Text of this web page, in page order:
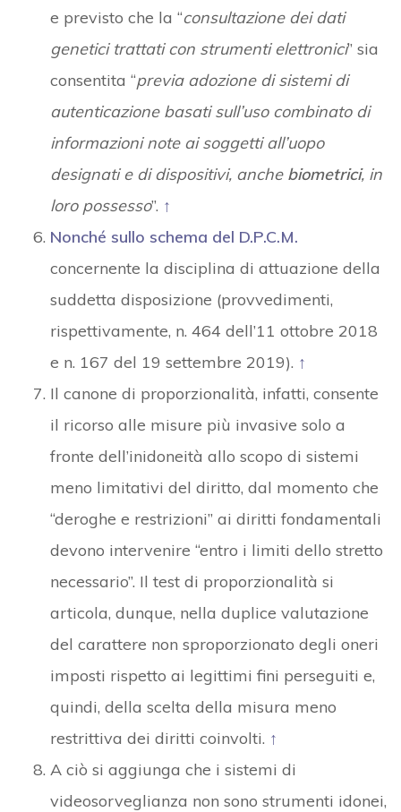
e previsto che la “consultazione dei dati
genetici trattati con strumenti elettronici” sia
consentita “previa adozione di sistemi di
autenticazione basati sull’uso combinato di
informazioni note ai soggetti all’uopo
designati e di dispositivi, anche biometrici, in
loro possesso”. ↑
Nonché sullo schema del D.P.C.M.
concernente la disciplina di attuazione della
suddetta disposizione (provvedimenti,
rispettivamente, n. 464 dell’11 ottobre 2018
e n. 167 del 19 settembre 2019). ↑
Il canone di proporzionalità, infatti, consente
il ricorso alle misure più invasive solo a
fronte dell’inidoneità allo scopo di sistemi
meno limitativi del diritto, dal momento che
“deroghe e restrizioni” ai diritti fondamentali
devono intervenire “entro i limiti dello stretto
necessario”. Il test di proporzionalità si
articola, dunque, nella duplice valutazione
del carattere non sproporzionato degli oneri
imposti rispetto ai legittimi fini perseguiti e,
quindi, della scelta della misura meno
restrittiva dei diritti coinvolti. ↑
A ciò si aggiunga che i sistemi di
videosorveglianza non sono strumenti idonei,